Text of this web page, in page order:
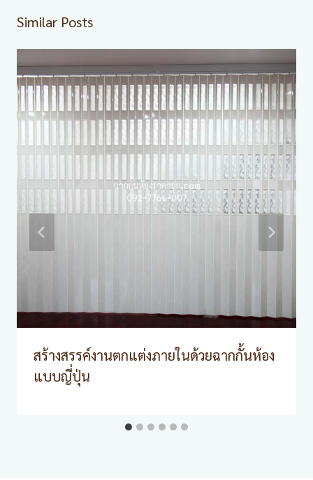
Similar Posts
สร้างสรรค์งานตกแต่งภายในด้วยฉากกั้นห้อง
แบบญี่ปุ่น